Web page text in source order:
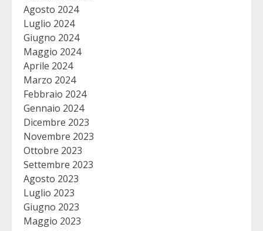
Agosto 2024
Luglio 2024
Giugno 2024
Maggio 2024
Aprile 2024
Marzo 2024
Febbraio 2024
Gennaio 2024
Dicembre 2023
Novembre 2023
Ottobre 2023
Settembre 2023
Agosto 2023
Luglio 2023
Giugno 2023
Maggio 2023